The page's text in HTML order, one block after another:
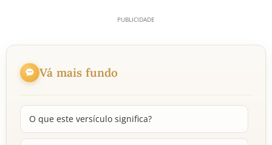
Vá mais fundo
O que este versículo significa?